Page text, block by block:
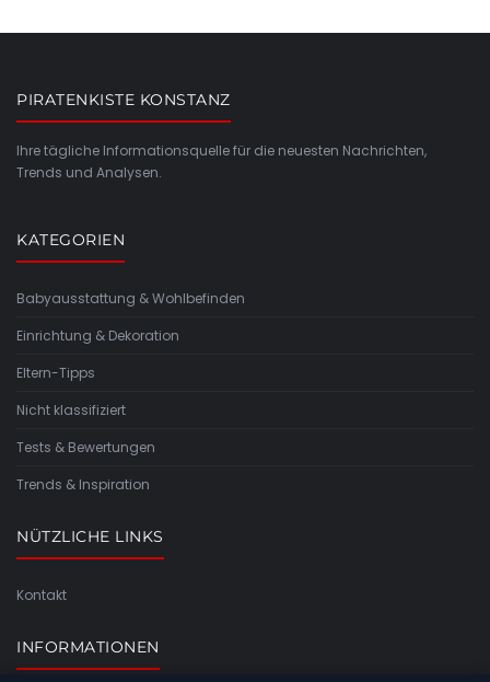
PIRATENKISTE KONSTANZ
Ihre tägliche Informationsquelle für die neuesten Nachrichten,
Trends und Analysen.
KATEGORIEN
Babyausstattung & Wohlbefinden
Einrichtung & Dekoration
Eltern-Tipps
Nicht klassifiziert
Tests & Bewertungen
Trends & Inspiration
NÜTZLICHE LINKS
Kontakt
INFORMATIONEN